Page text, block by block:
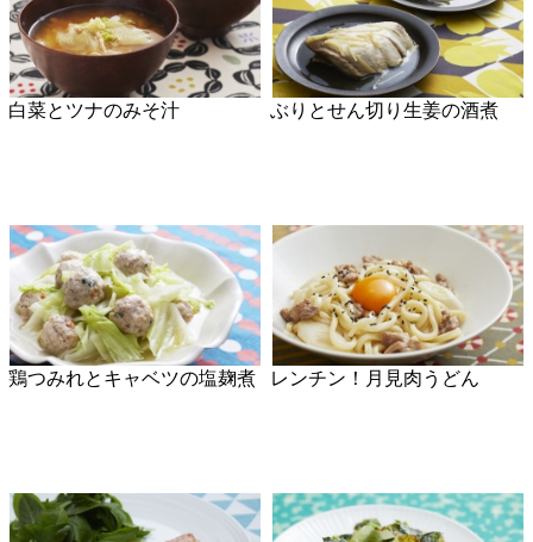
わかめのナムル 新ごぼうとベーコンの洋風き
んぴら
かきのバターしょうゆ磯部焼
き
スナップえんどうのおかかオ
リーブオイル和え
マッシュルームのアヒージョ
よう菜とミニトマトのエスニ
ックあさりスープ